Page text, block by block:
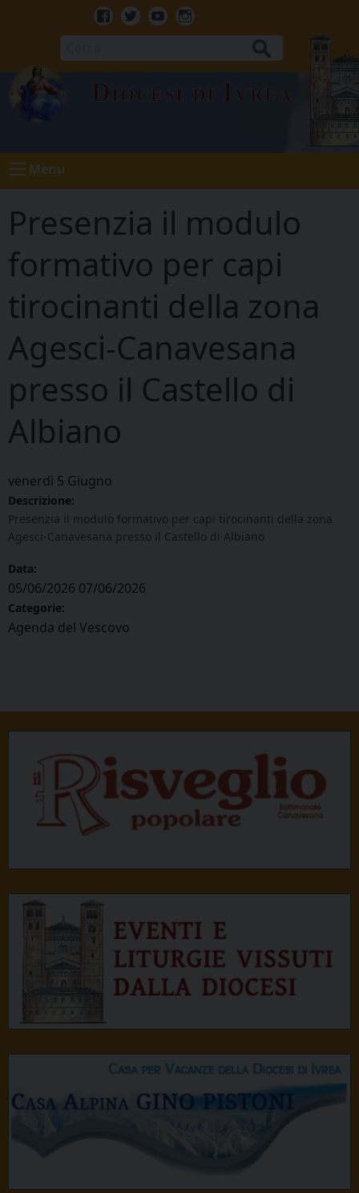
Facebook
TwitterYoutubeInstagram
Diocesi di Ivrea
Menu
Presenzia il modulo
formativo per capi
tirocinanti della zona
Agesci-Canavesana
presso il Castello di
Albiano
venerdì 5 Giugno
Descrizione:
Presenzia il modulo formativo per capi tirocinanti della zona
Agesci-Canavesana presso il Castello di Albiano
Data:
05/06/2026 07/06/2026
Categorie:
Agenda del Vescovo